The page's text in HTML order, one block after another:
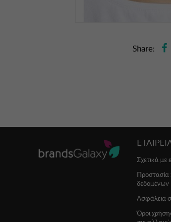
Share:
Σχετικά με
δεδομένων
Ασφάλεια
Όροι